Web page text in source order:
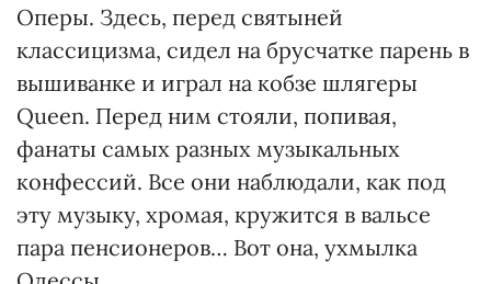
Оперы. Здесь, перед святыней
классицизма, сидел на брусчатке парень в
вышиванке и играл на кобзе шлягеры
Queen. Перед ним стояли, попивая,
фанаты самых разных музыкальных
конфессий. Все они наблюдали, как под
эту музыку, хромая, кружится в вальсе
пара пенсионеров… Вот она, ухмылка